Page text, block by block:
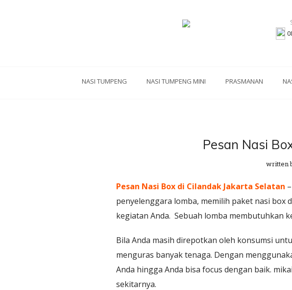
NASI TUMPENG NASI TUMPENG MINI PRASMANAN
Pesan Nasi
written
Pesan Nasi Box di Cilandak Jakarta Selatan
penyelenggara lomba, memilih paket nasi box
kegiatan Anda. Sebuah lomba membutuhkan
Bila Anda masih direpotkan oleh konsumsi
menguras banyak tenaga. Dengan
Anda hingga Anda bisa focus dengan baik.
sekitarnya.